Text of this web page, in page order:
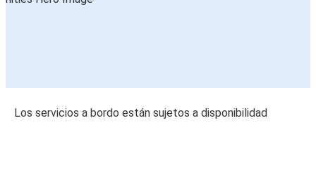
Los servicios a bordo están sujetos a disponibilidad